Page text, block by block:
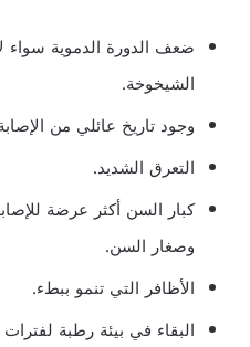
ضعف الدورة الدموية
الشيخوخة.
وجود تاريخ عائلي من
التعرق الشديد.
كبار السن أكثر عرضة
وصغار السن.
الأظافر التي تنمو ببطء.
البقاء في بيئة رطبة